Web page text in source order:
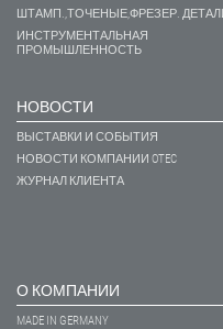
ШТАМП.,ТОЧЕНЫЕ,ФРЕЗЕР.
ИНСТРУМЕНТАЛЬНАЯ
ПРОМЫШЛЕННОСТЬ
НОВОСТИ
ВЫСТАВКИ И СОБЫТИЯ
НОВОСТИ КОМПАНИИ OTEC
ЖУРНАЛ КЛИЕНТА
О КОМПАНИИ
MADE IN GERMANY